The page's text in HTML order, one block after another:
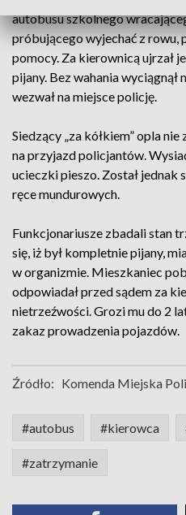
autobusu szkolnego
próbującego wyjechać z rowu,
pomocy. Za kierownicą ujrzał
pijany. Bez wahania
wezwał na miejsce policję.
Siedzący „za kółkiem” opla
na przyjazd policjantów.
ucieczki pieszo. Został jednak
ręce mundurowych.
Funkcjonariusze zbadali stan
się, iż był kompletnie pijany,
w organizmie. Mieszkaniec
odpowiadał przed sądem za
nietrzeźwości. Grozi mu do 2
zakaz prowadzenia pojazdów.
Źródło: Komenda Miejska
#autobus #kierowca
#zatrzymanie